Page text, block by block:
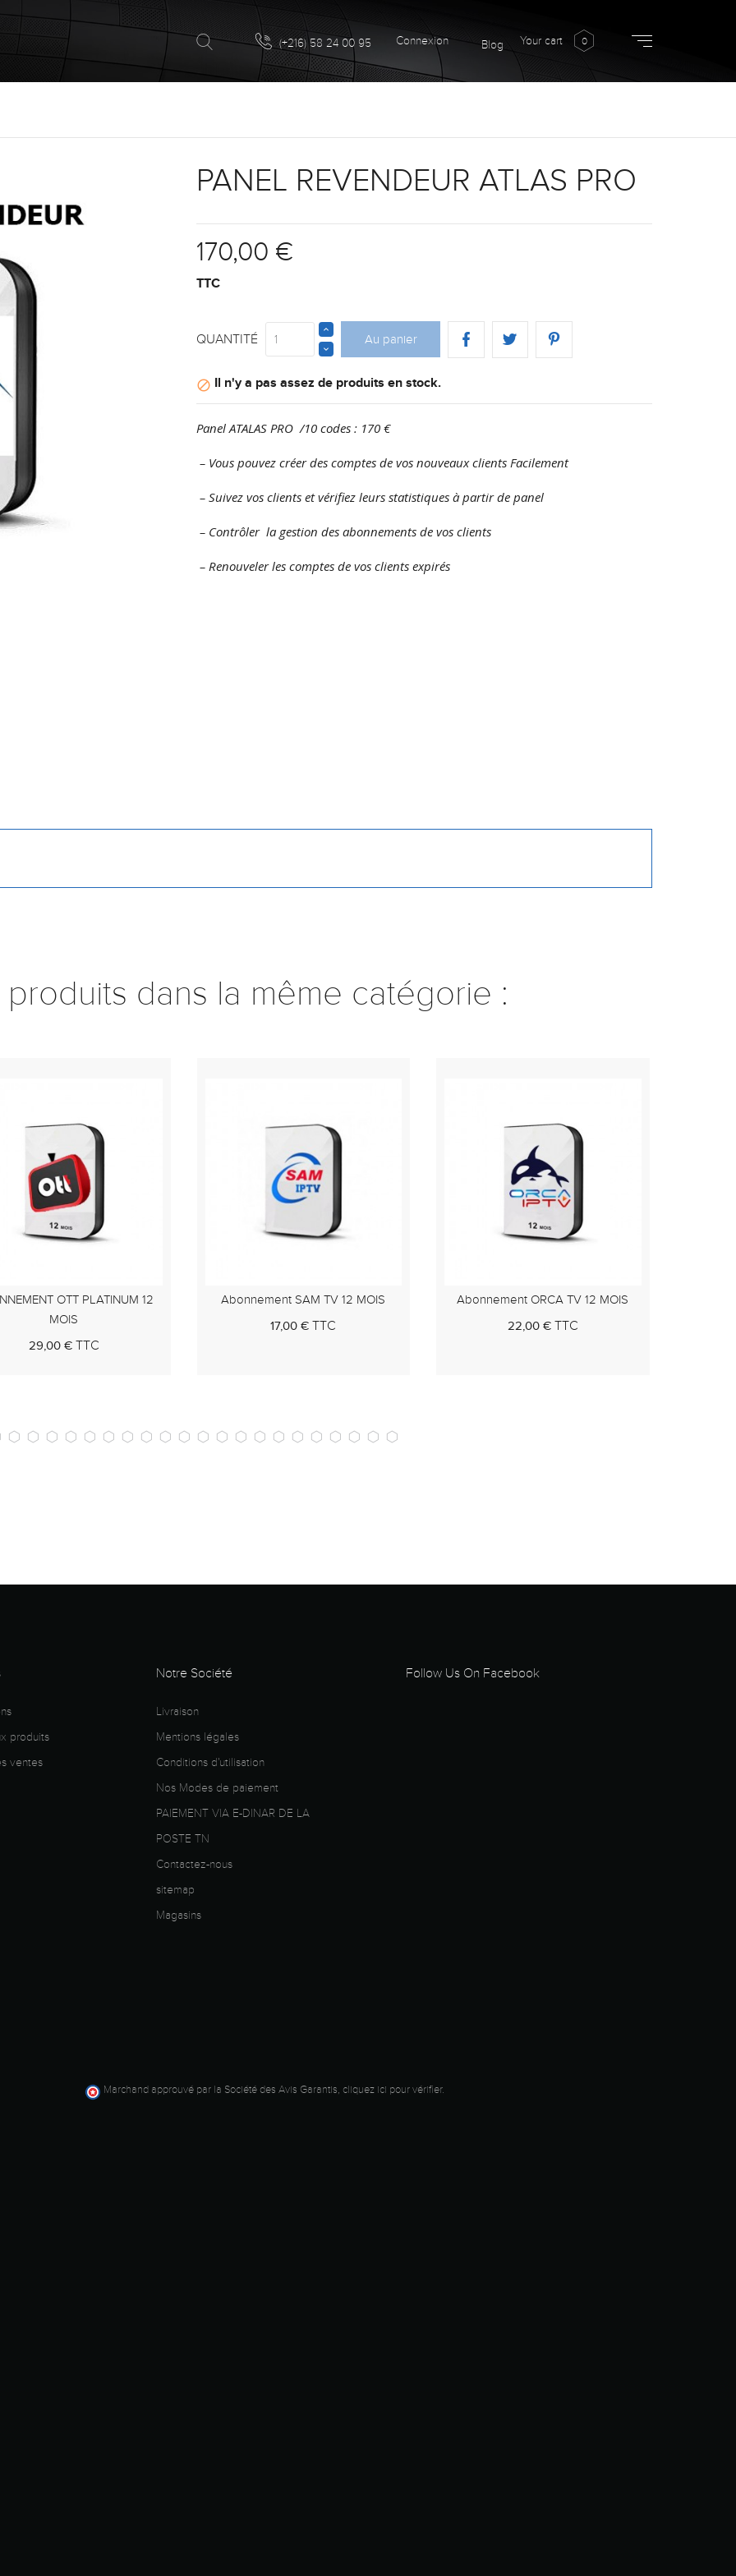
(+216) 58 24 00 95 Connexion Blog Your cart 0
PANEL REVENDEUR ATLAS PRO
170,00 €
TTC
QUANTITÉ Au panier
 Il n'y a pas assez de produits en stock.
Panel ATALAS PRO /10 codes : 170 €
– Vous pouvez créer des comptes de vos nouveaux clients Facilement
– Suivez vos clients et vérifiez leurs statistiques à partir de panel
– Contrôler la gestion des abonnements de vos clients
– Renouveler les comptes de vos clients expirés
dans la même catégorie :
SAM TV 12 MOIS
17,00 €TTC
Abonnement ORCA TV 12 MOIS
22,00 € TTC
SAM TV PRO Abonnement 12 MOIS
20,00 €TTC
produits
ventes
Notre Société
Livraison
Mentions légales
Conditions d'utilisation
Nos Modes de paiement
PAIEMENT VIA E-DINAR DE LA
POSTE TN
Contactez-nous
sitemap
Magasins
Follow Us On Facebook
Marchand approuvé par la Société des Avis Garantis, cliquez ici pour vérifier.